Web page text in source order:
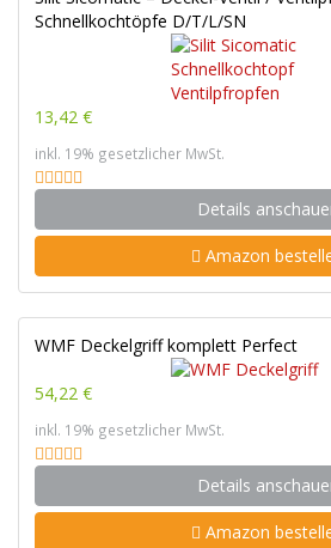
Schnellkochtöpfe D/T/L/SN
13,42 €
inkl. 19% gesetzlicher MwSt.
Details
Amazon
WMF Deckelgriff komplett Perfect
54,22 €
inkl. 19% gesetzlicher MwSt.
Details
Amazon